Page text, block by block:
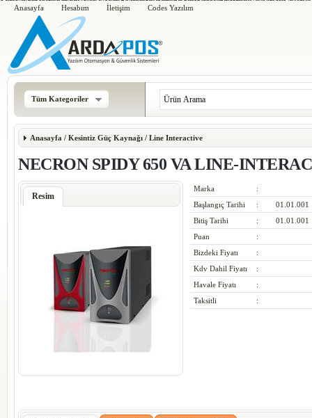
Anasayfa Hesabım İletişim Codes Yazılım
Tüm Kategoriler
Anasayfa / Kesintiz Güç Kaynağı / Line Interactive
NECRON SPIDY 650 VA LINE-
Resim
Marka
:
Başlangıç Tarihi
:
01.01.001
Bitiş Tarihi
:
01.01.001
Puan
:
Bizdeki Fiyatı
:
Kdv Dahil Fiyatı
:
Havale Fiyatı
:
Taksitli
: